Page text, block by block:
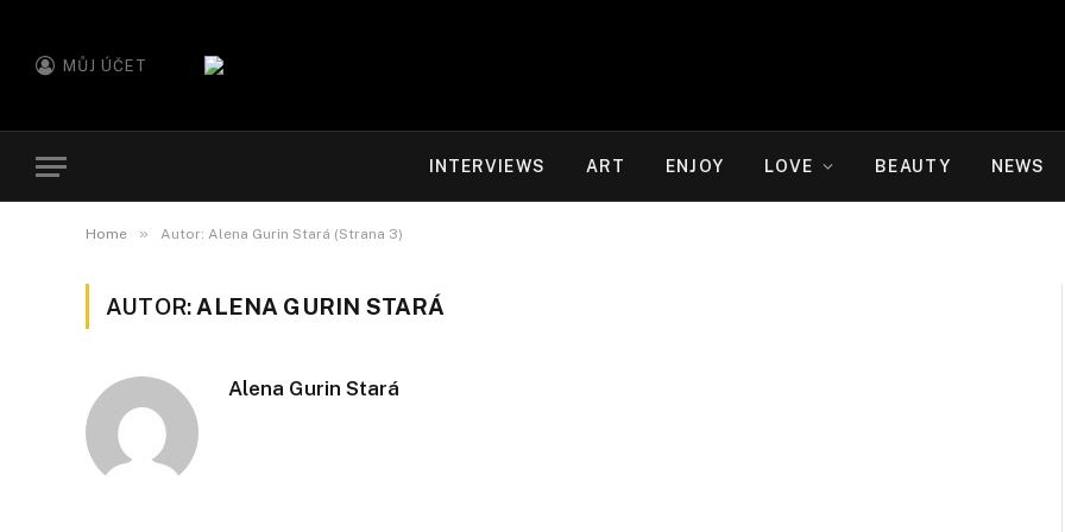
MŮJ ÚČET
INTERVIEWS ART ENJOY LOVE BEAUTY NEWS
Home » Autor: Alena Gurin Stará (Strana 3)
AUTOR: ALENA GURIN STARÁ
Alena Gurin Stará